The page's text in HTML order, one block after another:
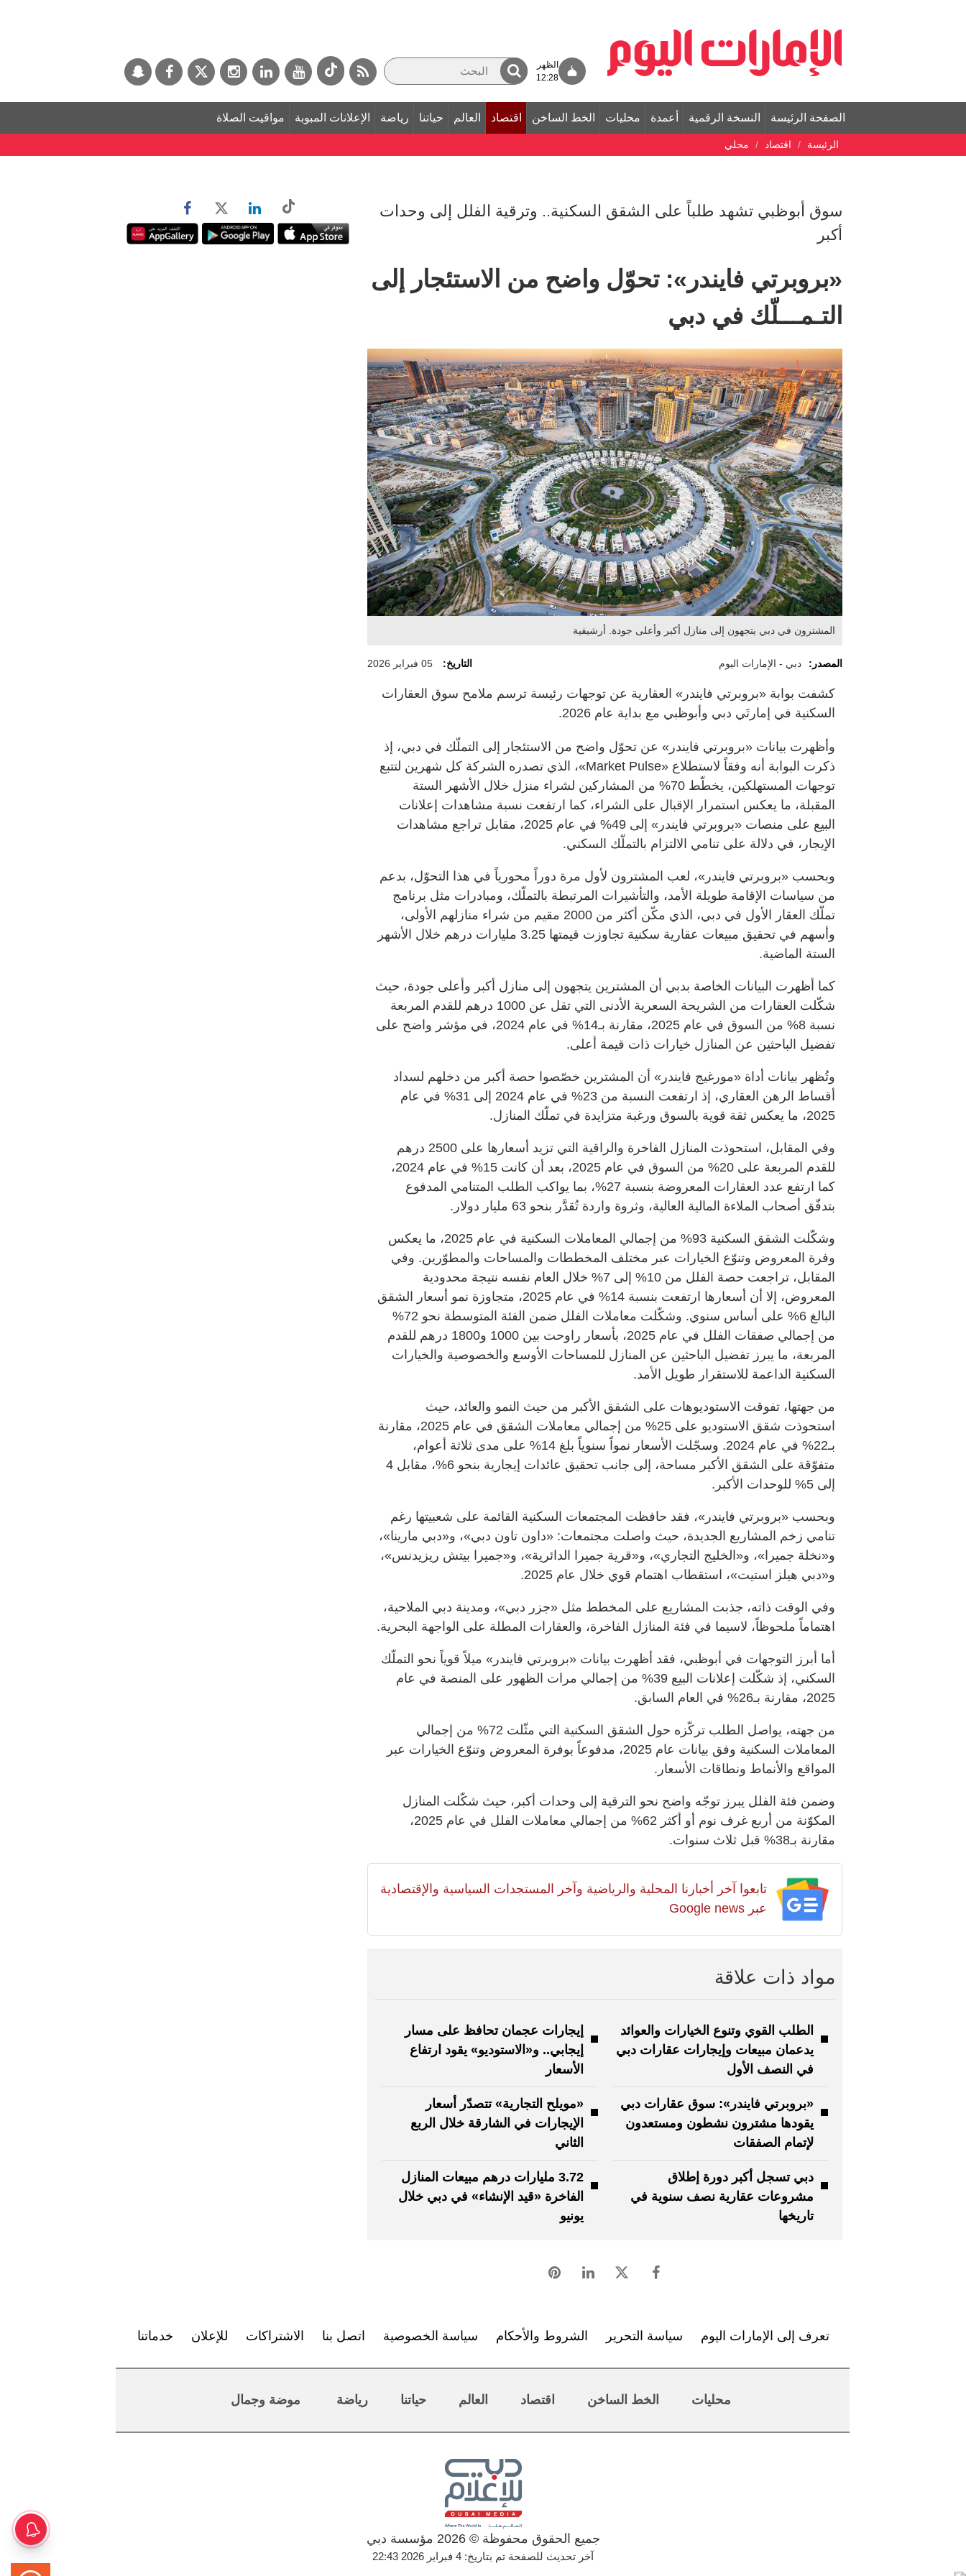
الظهر
12:28
الصفحة الرئيسة النسخة الرقمية أعمدة محليات الخط الساخن اقتصاد العالم حياتنا رياضة الإعلانات المبوبة مواقيت الصلاة
الرئيسة اقتصاد محلي
سوق أبوظبي تشهد طلباً على الشقق السكنية.. وترقية الفلل إلى وحدات
أكبر
«بروبرتي فايندر»: تحوّل واضح من الاستئجار إلى
التـمـــلّك في دبي
المشترون في دبي يتجهون إلى منازل أكبر وأعلى جودة. أرشيفية
المصدر: دبي - الإمارات اليوم التاريخ: 05 فبراير 2026
كشفت بوابة «بروبرتي فايندر» العقارية عن توجهات رئيسة ترسم ملامح سوق العقارات
السكنية في إمارتَي دبي وأبوظبي مع بداية عام 2026.
وأظهرت بيانات «بروبرتي فايندر» عن تحوّل واضح من الاستئجار إلى التملّك في دبي، إذ
ذكرت البوابة أنه وفقاً لاستطلاع «Market Pulse»، الذي تصدره الشركة كل شهرين لتتبع
توجهات المستهلكين، يخطّط 70% من المشاركين لشراء منزل خلال الأشهر الستة
المقبلة، ما يعكس استمرار الإقبال على الشراء، كما ارتفعت نسبة مشاهدات إعلانات
البيع على منصات «بروبرتي فايندر» إلى 49% في عام 2025، مقابل تراجع مشاهدات
الإيجار، في دلالة على تنامي الالتزام بالتملّك السكني.
وبحسب «بروبرتي فايندر»، لعب المشترون لأول مرة دوراً محورياً في هذا التحوّل، بدعم
من سياسات الإقامة طويلة الأمد، والتأشيرات المرتبطة بالتملّك، ومبادرات مثل برنامج
تملّك العقار الأول في دبي، الذي مكّن أكثر من 2000 مقيم من شراء منازلهم الأولى،
وأسهم في تحقيق مبيعات عقارية سكنية تجاوزت قيمتها 3.25 مليارات درهم خلال الأشهر
الستة الماضية.
كما أظهرت البيانات الخاصة بدبي أن المشترين يتجهون إلى منازل أكبر وأعلى جودة، حيث
شكّلت العقارات من الشريحة السعرية الأدنى التي تقل عن 1000 درهم للقدم المربعة
نسبة 8% من السوق في عام 2025، مقارنة بـ14% في عام 2024، في مؤشر واضح على
تفضيل الباحثين عن المنازل خيارات ذات قيمة أعلى.
وتُظهر بيانات أداة «مورغيج فايندر» أن المشترين خصّصوا حصة أكبر من دخلهم لسداد
أقساط الرهن العقاري، إذ ارتفعت النسبة من 23% في عام 2024 إلى 31% في عام
2025، ما يعكس ثقة قوية بالسوق ورغبة متزايدة في تملّك المنازل.
وفي المقابل، استحوذت المنازل الفاخرة والراقية التي تزيد أسعارها على 2500 درهم
للقدم المربعة على 20% من السوق في عام 2025، بعد أن كانت 15% في عام 2024،
كما ارتفع عدد العقارات المعروضة بنسبة 27%، بما يواكب الطلب المتنامي المدفوع
بتدفّق أصحاب الملاءة المالية العالية، وثروة واردة تُقدَّر بنحو 63 مليار دولار.
وشكّلت الشقق السكنية 93% من إجمالي المعاملات السكنية في عام 2025، ما يعكس
وفرة المعروض وتنوّع الخيارات عبر مختلف المخططات والمساحات والمطوّرين. وفي
المقابل، تراجعت حصة الفلل من 10% إلى 7% خلال العام نفسه نتيجة محدودية
المعروض، إلا أن أسعارها ارتفعت بنسبة 14% في عام 2025، متجاوزة نمو أسعار الشقق
البالغ 6% على أساس سنوي. وشكّلت معاملات الفلل ضمن الفئة المتوسطة نحو 72%
من إجمالي صفقات الفلل في عام 2025، بأسعار راوحت بين 1000 و1800 درهم للقدم
المربعة، ما يبرز تفضيل الباحثين عن المنازل للمساحات الأوسع والخصوصية والخيارات
السكنية الداعمة للاستقرار طويل الأمد.
من جهتها، تفوقت الاستوديوهات على الشقق الأكبر من حيث النمو والعائد، حيث
استحوذت شقق الاستوديو على 25% من إجمالي معاملات الشقق في عام 2025، مقارنة
بـ22% في عام 2024. وسجّلت الأسعار نمواً سنوياً بلغ 14% على مدى ثلاثة أعوام،
متفوّقة على الشقق الأكبر مساحة، إلى جانب تحقيق عائدات إيجارية بنحو 6%، مقابل 4
إلى 5% للوحدات الأكبر.
وبحسب «بروبرتي فايندر»، فقد حافظت المجتمعات السكنية القائمة على شعبيتها رغم
تنامي زخم المشاريع الجديدة، حيث واصلت مجتمعات: «داون تاون دبي»، و«دبي مارينا»،
و«نخلة جميرا»، و«الخليج التجاري»، و«قرية جميرا الدائرية»، و«جميرا بيتش ريزيدنس»،
و«دبي هيلز استيت»، استقطاب اهتمام قوي خلال عام 2025.
وفي الوقت ذاته، جذبت المشاريع على المخطط مثل «جزر دبي»، ومدينة دبي الملاحية،
اهتماماً ملحوظاً، لاسيما في فئة المنازل الفاخرة، والعقارات المطلة على الواجهة البحرية.
أما أبرز التوجهات في أبوظبي، فقد أظهرت بيانات «بروبرتي فايندر» ميلاً قوياً نحو التملّك
السكني، إذ شكّلت إعلانات البيع 39% من إجمالي مرات الظهور على المنصة في عام
2025، مقارنة بـ26% في العام السابق.
من جهته، يواصل الطلب تركّزه حول الشقق السكنية التي مثّلت 72% من إجمالي
المعاملات السكنية وفق بيانات عام 2025، مدفوعاً بوفرة المعروض وتنوّع الخيارات عبر
المواقع والأنماط ونطاقات الأسعار.
وضمن فئة الفلل يبرز توجّه واضح نحو الترقية إلى وحدات أكبر، حيث شكّلت المنازل
المكوّنة من أربع غرف نوم أو أكثر 62% من إجمالي معاملات الفلل في عام 2025،
مقارنة بـ38% قبل ثلاث سنوات.
تابعوا آخر أخبارنا المحلية والرياضية وآخر المستجدات السياسية والإقتصادية
عبر Google news
مواد ذات علاقة
الطلب القوي وتنوع الخيارات والعوائد
يدعمان مبيعات وإيجارات عقارات دبي
في النصف الأول
إيجارات عجمان تحافظ على مسار
إيجابي.. و«الاستوديو» يقود ارتفاع
الأسعار
«بروبرتي فايندر»: سوق عقارات دبي
يقودها مشترون نشطون ومستعدون
لإتمام الصفقات
«مويلح التجارية» تتصدّر أسعار
الإيجارات في الشارقة خلال الربع
الثاني
دبي تسجل أكبر دورة إطلاق
مشروعات عقارية نصف سنوية في
تاريخها
3.72 مليارات درهم مبيعات المنازل
الفاخرة «قيد الإنشاء» في دبي خلال
يونيو
تعرف إلى الإمارات اليوم سياسة التحرير الشروط والأحكام سياسة الخصوصية اتصل بنا الاشتراكات للإعلان خدماتنا
محليات الخط الساخن اقتصاد العالم حياتنا رياضة موضة وجمال
جميع الحقوق محفوظة © 2026 مؤسسة دبي
آخر تحديث للصفحة تم بتاريخ: 4 فبراير 2026 22:43